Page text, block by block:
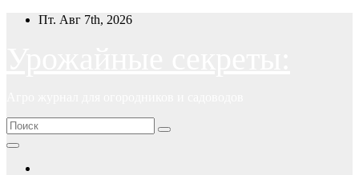
ПерейтиПт. Авг 7th, 2026